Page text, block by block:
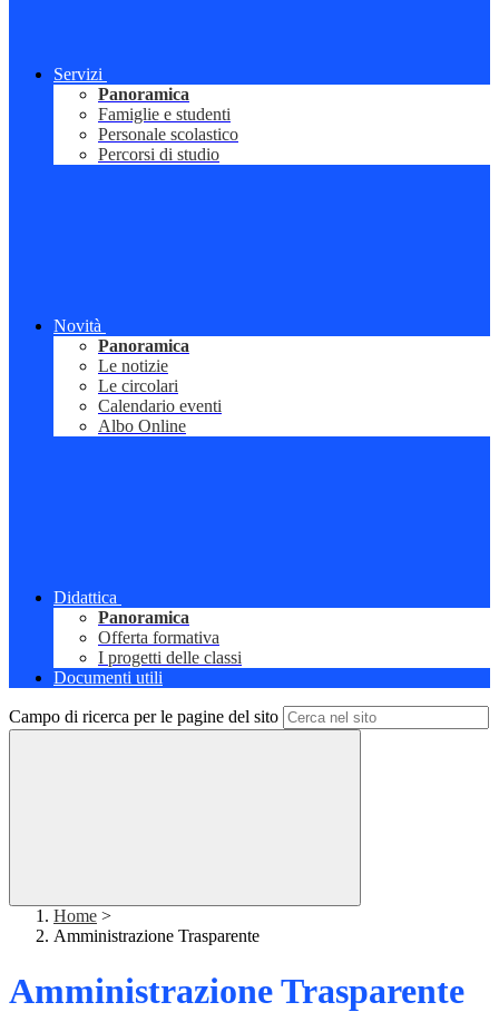
Servizi
Panoramica
Famiglie e studenti
Personale scolastico
Percorsi di studio
Novità
Panoramica
Le notizie
Le circolari
Calendario eventi
Albo Online
Didattica
Panoramica
Offerta formativa
I progetti delle classi
Documenti utili
Campo di ricerca per le pagine del sito
Home >
Amministrazione Trasparente
Amministrazione Trasparente